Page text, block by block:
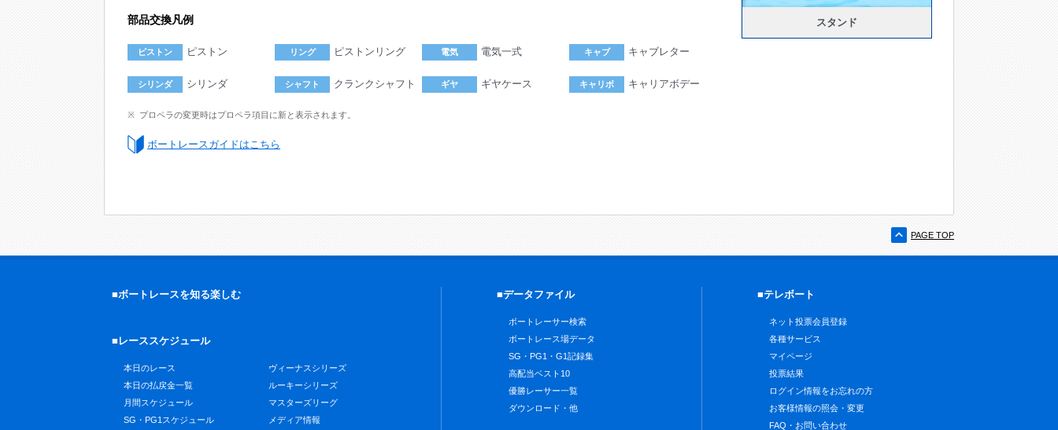
部品交換凡例
ピストン ピストン リング ピストンリング 電気 電気一式 キャブ キャブレター
シリンダ シリンダ シャフト クランクシャフト ギヤ ギヤケース キャリボ キャリアボデー
プロペラの変更時はプロペラ項目に新と表示されます。
ボートレースガイドはこちら
スタンド
PAGE TOP
■ボートレースを知る楽しむ
■レーススケジュール
本日のレース
本日の払戻金一覧
月間スケジュール
SG・PG1スケジュール
ヴィーナスシリーズ
ルーキーシリーズ
マスターズリーグ
メディア情報
■データファイル
ボートレーサー検索
ボートレース場データ
SG・PG1・G1記録集
高配当ベスト10
優勝レーサー一覧
ダウンロード・他
■テレボート
ネット投票会員登録
各種サービス
マイページ
投票結果
ログイン情報をお忘れの方
お客様情報の照会・変更
FAQ・お問い合わせ